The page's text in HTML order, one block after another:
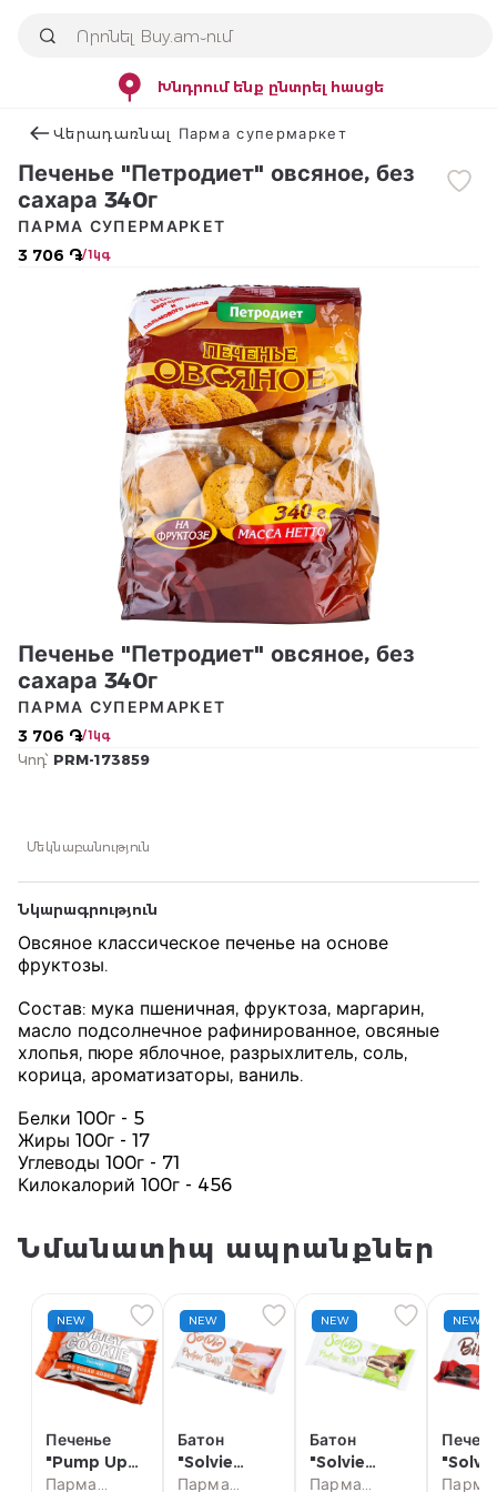
Խնդրում ենք ընտրել հասցե
Վերադառնալ Парма супермаркет
Печенье "Петродиет" овсяное, без
сахара 340г
3 706 ֏/ 1կգ
ПАРМА СУПЕРМАРКЕТ
Печенье "Петродиет" овсяное, без
сахара 340г
3 706 ֏/ 1կգ
ПАРМА СУПЕРМАРКЕТ
Կոդ՝ PRM-173859
Մեկնաբանություն
Նկարագրություն
Овсяное классическое печенье на основе
фруктозы.
Состав: мука пшеничная, фруктоза, маргарин,
масло подсолнечное рафинированное, овсяные
хлопья, пюре яблочное, разрыхлитель, соль,
корица, ароматизаторы, ваниль.
Белки 100г - 5
Жиры 100г - 17
Углеводы 100г - 71
Килокалорий 100г - 456
Նմանատիպ ապրանքներ
NEW
Печенье
"Pump Up
Protein"
Парма
NEW
Батон
"Solvie
Protein"
Парма
NEW
Батон
"Solvie
Protein"
Парма
NEW
"Solvie
Парма